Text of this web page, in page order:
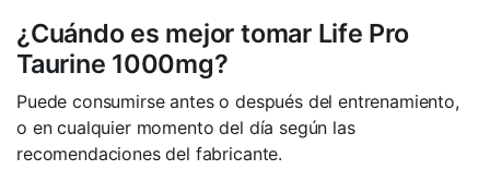
¿Cuándo es mejor tomar Life Pro
Taurine 1000mg?
Puede consumirse antes o después del entrenamiento,
o en cualquier momento del día según las
recomendaciones del fabricante.